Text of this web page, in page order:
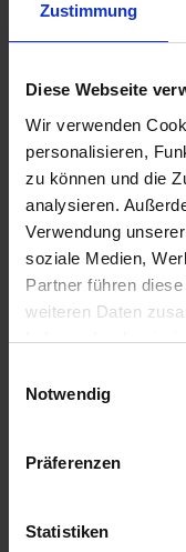
Zustimmung
Diese Webseite
Wir verwenden
personalisieren,
zu können und die
analysieren.
Verwendung
soziale Medien,
Partner führen
weiteren Daten
haben oder die sie
Cookies, wenn Sie
Notwendig
Präferenzen
Statistiken
€3.99
Prices incl. VAT,plus
Ready to ship today,
Germany
Remember
part no.: 1311772
Original Bing spare